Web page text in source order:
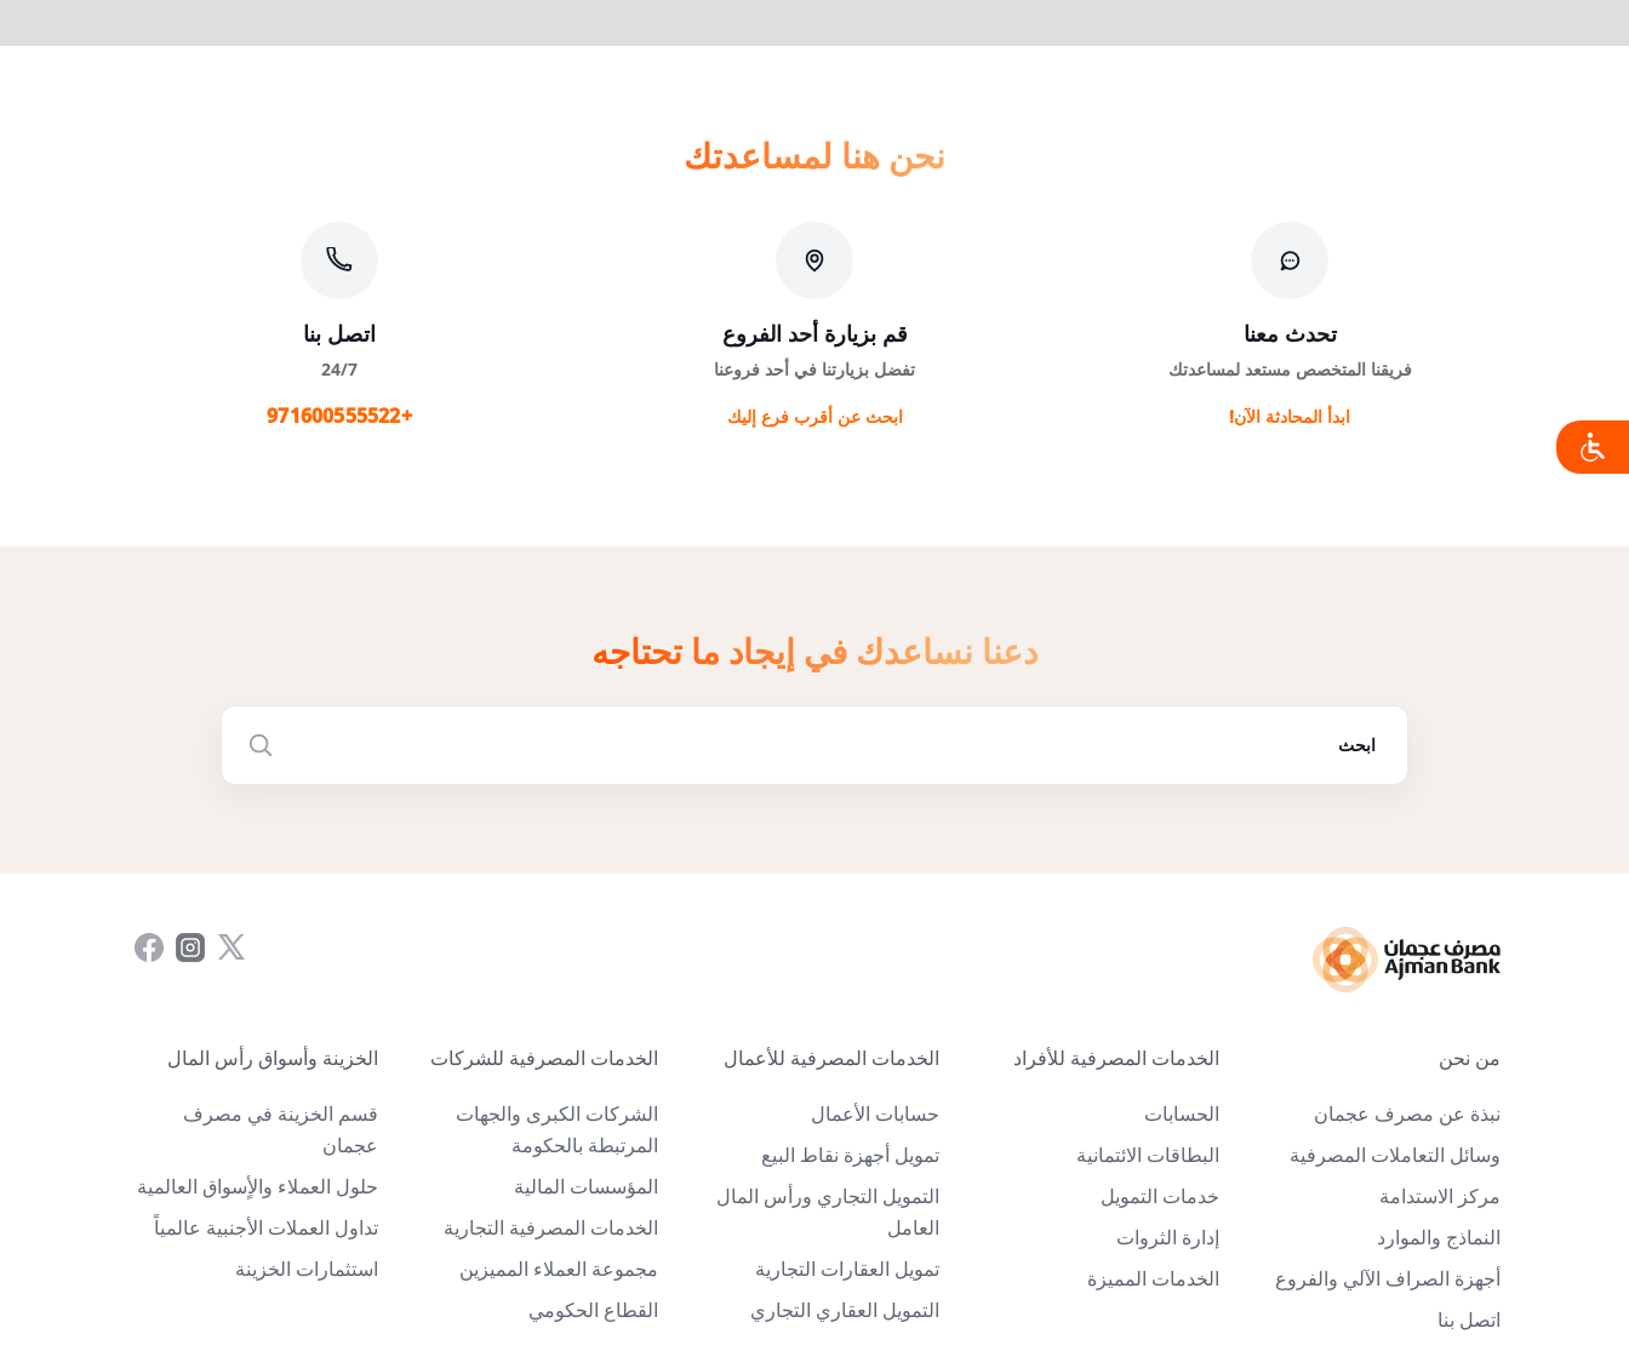
نحن هنا لمساعدتك
تحدث معنا
فريقنا المتخصص مستعد لمساعدتك
ابدأ المحادثة الآن!
قم بزيارة أحد الفروع
تفضل بزيارتنا في أحد فروعنا
ابحث عن أقرب فرع إليك
اتصل بنا
24/7
+971600555522
دعنا نساعدك في إيجاد ما تحتاجه
من نحن
نبذة عن مصرف عجمان
وسائل التعاملات المصرفية
مركز الاستدامة
النماذج والموارد
أجهزة الصراف الآلي والفروع
اتصل بنا
الخدمات المصرفية للأفراد
الحسابات
البطاقات الائتمانية
خدمات التمويل
إدارة الثروات
الخدمات المميزة
الخدمات المصرفية للأعمال
حسابات الأعمال
تمويل أجهزة نقاط البيع
التمويل التجاري ورأس المال
العامل
تمويل العقارات التجارية
التمويل العقاري التجاري
الخدمات المصرفية للشركات
الشركات الكبرى والجهات
المرتبطة بالحكومة
المؤسسات المالية
الخدمات المصرفية التجارية
مجموعة العملاء المميزين
القطاع الحكومي
الخزينة وأسواق رأس المال
قسم الخزينة في مصرف
عجمان
حلول العملاء والأٍسواق العالمية
تداول العملات الأجنبية عالمياً
استثمارات الخزينة